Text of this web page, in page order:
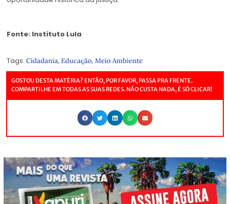
Fonte: Instituto Lula
Tags: Cidadania, Educação, Meio Ambiente
GOSTOU DESTA MATÉRIA? ENTÃO, POR FAVOR, PASSA PRA FRENTE.
COMPARTILHE EM TODAS AS SUAS REDES. NÃO CUSTA NADA, É SÓ CLICAR!